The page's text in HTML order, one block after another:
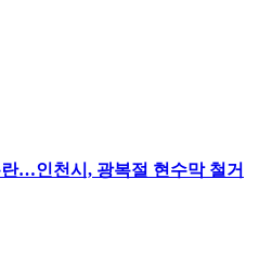
…인천시, 광복절 현수막 철거